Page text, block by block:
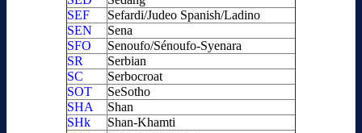
SEF
Sefardi/Judeo Spanish/Ladino
SEN
Sena
SFO
Senoufo/Sénoufo-Syenara
SR
Serbian
SC
Serbocroat
SOT
SeSotho
SHA
Shan
SHk
Shan-Khamti